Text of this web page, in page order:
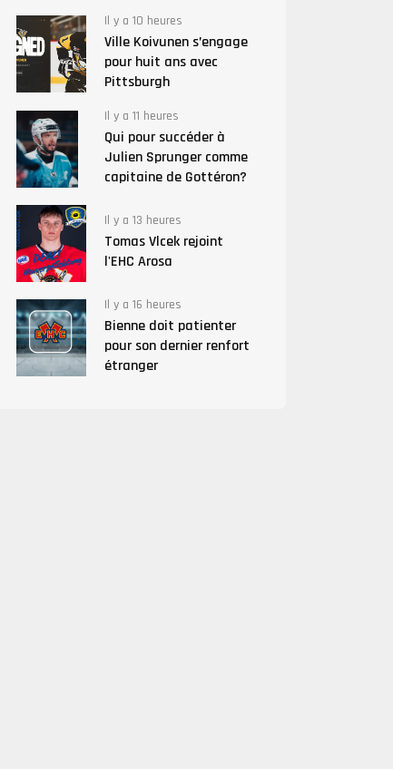
Il y a 10 heures
Ville Koivunen s’engage
pour huit ans avec
Pittsburgh
Il y a 11 heures
Qui pour succéder à
Julien Sprunger comme
capitaine de Gottéron?
Il y a 13 heures
Tomas Vlcek rejoint
l'EHC Arosa
Il y a 16 heures
Bienne doit patienter
pour son dernier renfort
étranger